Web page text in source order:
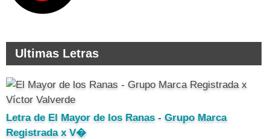
Ultimas Letras
Letra de El Mayor de los Ranas - Grupo Marca
Registrada x V�